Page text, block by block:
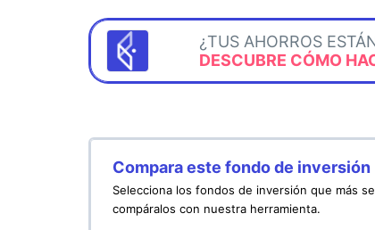
¿TUS AHORROS
DESCUBRE CÓMO
Compara este fondo de inversión
Selecciona los fondos de inversión que más
compáralos con nuestra herramienta.